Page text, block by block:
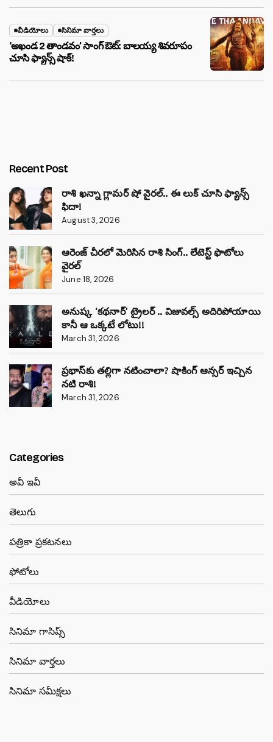
వీడియోలు సినిమా వార్తలు
‘అఖండ 2 తాండవం’ సాంగ్ ఔట్: బాలయ్య శివరూపం
చూసి ఫ్యాన్స్ షాక్!
Recent Post
రాశి ఖన్నా గ్లామర్ షో వైరల్.. ఈ లుక్ చూసి ఫ్యాన్స్
ఫిదా!
August 3, 2026
ఆరెంజ్ చీరలో మెరిసిన రాశి సింగ్.. లేటెస్ట్ ఫొటోలు
వైరల్
June 18, 2026
అనుష్క ‘కథనార్’ ట్రైలర్ .. విజువల్స్ అదిరిపోయాయి
కానీ ఆ ఒక్కటే లోటు!!
March 31, 2026
ప్రభాస్‌కు తల్లిగా నటించాలా? షాకింగ్ ఆన్సర్ ఇచ్చిన
నటి రాశి!
March 31, 2026
Categories
అవీ ఇవీ
తెలుగు
పత్రికా ప్రకటనలు
ఫోటోలు
వీడియోలు
సినిమా గాసిప్స్
సినిమా వార్తలు
సినిమా సమీక్షలు